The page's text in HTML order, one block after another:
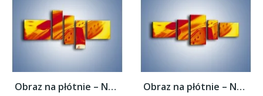
Obraz na płótnie – Nuty odbite w świetle... Obraz na płótnie – Nuty odbite w świetle...